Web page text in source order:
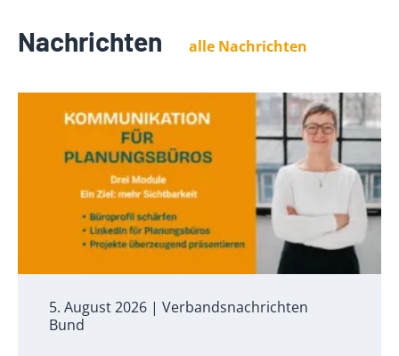
Nachrichten alle Nachrichten
5. August 2026 | Verbandsnachrichten
Bund